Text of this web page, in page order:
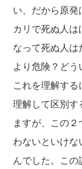
い、だから原発
カリで死ぬ人
なって死ぬ人は
より危険？どう
これを理解す
理解して区別す
ますが、この
わないといけな
んでした。この